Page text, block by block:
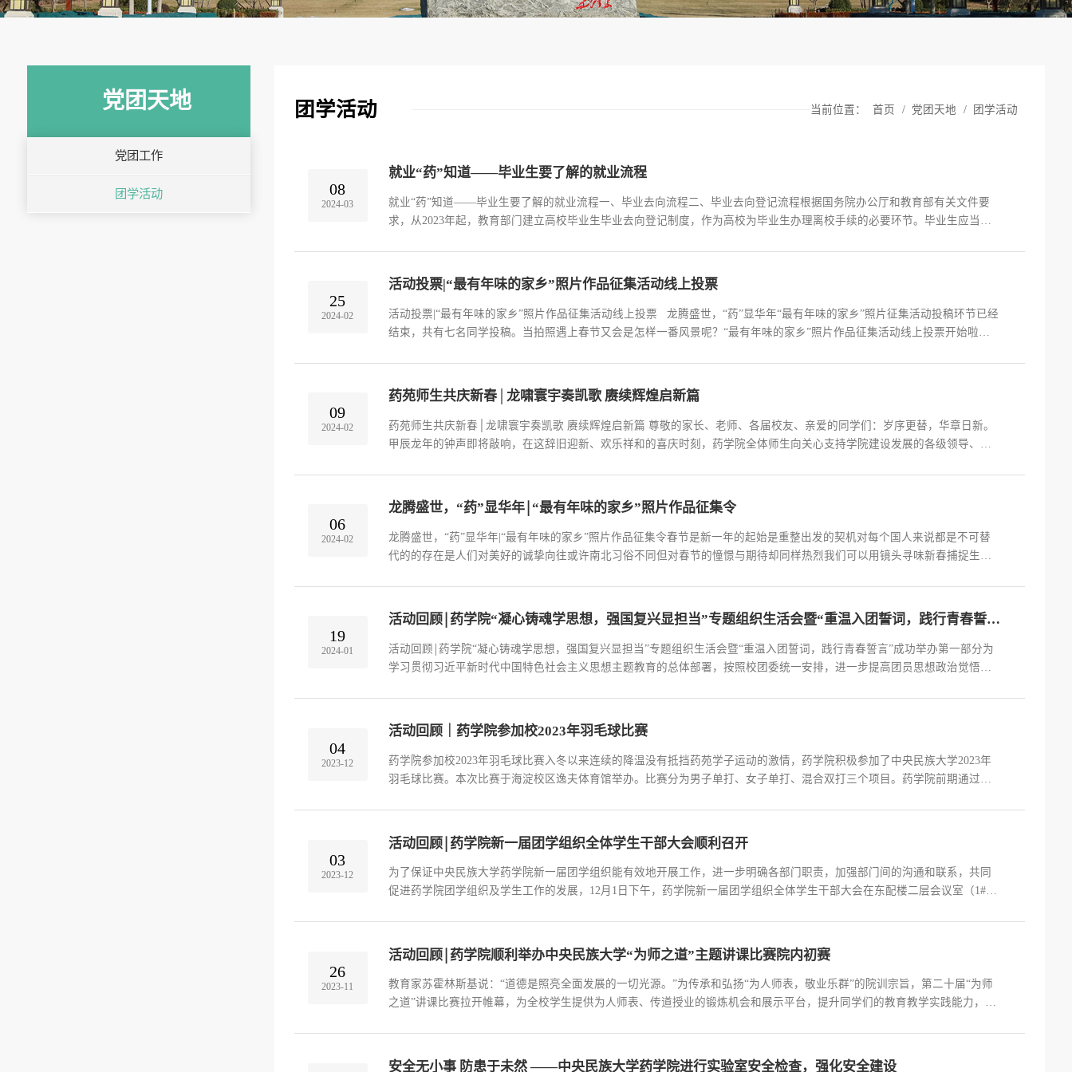
党团天地
党团工作
团学活动
团学活动 当前位置： 首页 / 党团天地 / 团学活动
08
2024-03
就业“药”知道——毕业生要了解的就业流程
就业“药”知道——毕业生要了解的就业流程一、毕业去向流程二、毕业去向登记流程根据国务院办公厅和教育部有关文件要
求，从2023年起，教育部门建立高校毕业生毕业去向登记制度，作为高校为毕业生办理离校手续的必要环节。毕业生应当按
25
2024-02
活动投票|“最有年味的家乡”照片作品征集活动线上投票
活动投票|“最有年味的家乡”照片作品征集活动线上投票 龙腾盛世，“药”显华年“最有年味的家乡”照片征集活动投稿环节已经
结束，共有七名同学投稿。当拍照遇上春节又会是怎样一番风景呢？“最有年味的家乡”照片作品征集活动线上投票开始啦，
09
2024-02
药苑师生共庆新春│龙啸寰宇奏凯歌 赓续辉煌启新篇
药苑师生共庆新春│龙啸寰宇奏凯歌 赓续辉煌启新篇 尊敬的家长、老师、各届校友、亲爱的同学们：岁序更替，华章日新。
甲辰龙年的钟声即将敲响，在这辞旧迎新、欢乐祥和的喜庆时刻，药学院全体师生向关心支持学院建设发展的各级领导、家
06
2024-02
龙腾盛世，“药”显华年￨“最有年味的家乡”照片作品征集令
龙腾盛世，“药”显华年|“最有年味的家乡”照片作品征集令春节是新一年的起始是重整出发的契机对每个国人来说都是不可替
代的的存在是人们对美好的诚挚向往或许南北习俗不同但对春节的憧憬与期待却同样热烈我们可以用镜头寻味新春捕捉生活
19
2024-01
活动回顾￨药学院“凝心铸魂学思想，强国复兴显担当”专题组织生活会暨“重温入团誓词，践行青春誓言”成功举办
活动回顾￨药学院“凝心铸魂学思想，强国复兴显担当”专题组织生活会暨“重温入团誓词，践行青春誓言”成功举办第一部分为
学习贯彻习近平新时代中国特色社会主义思想主题教育的总体部署，按照校团委统一安排，进一步提高团员思想政治觉悟，
04
2023-12
活动回顾｜药学院参加校2023年羽毛球比赛
药学院参加校2023年羽毛球比赛入冬以来连续的降温没有抵挡药苑学子运动的激情，药学院积极参加了中央民族大学2023年
羽毛球比赛。本次比赛于海淀校区逸夫体育馆举办。比赛分为男子单打、女子单打、混合双打三个项目。药学院前期通过面
03
2023-12
活动回顾￨药学院新一届团学组织全体学生干部大会顺利召开
为了保证中央民族大学药学院新一届团学组织能有效地开展工作，进一步明确各部门职责，加强部门间的沟通和联系，共同
促进药学院团学组织及学生工作的发展，12月1日下午，药学院新一届团学组织全体学生干部大会在东配楼二层会议室（1#东
26
2023-11
活动回顾￨药学院顺利举办中央民族大学“为师之道”主题讲课比赛院内初赛
教育家苏霍林斯基说：“道德是照亮全面发展的一切光源。”为传承和弘扬“为人师表，敬业乐群”的院训宗旨，第二十届“为师
之道”讲课比赛拉开帷幕，为全校学生提供为人师表、传道授业的锻炼机会和展示平台，提升同学们的教育教学实践能力，在
安全无小事 防患于未然 ——中央民族大学药学院进行实验室安全检查，强化安全建设